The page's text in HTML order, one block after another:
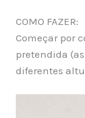
COMO FAZER:
Começar por
pretendida
diferentes